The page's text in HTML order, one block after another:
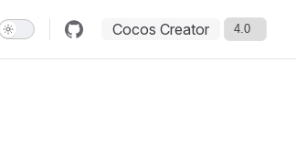
Cocos Creator